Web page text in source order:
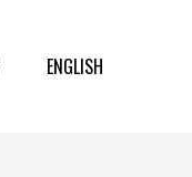
ENGLISH